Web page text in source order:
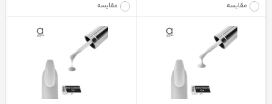
مقایسه مقایسه